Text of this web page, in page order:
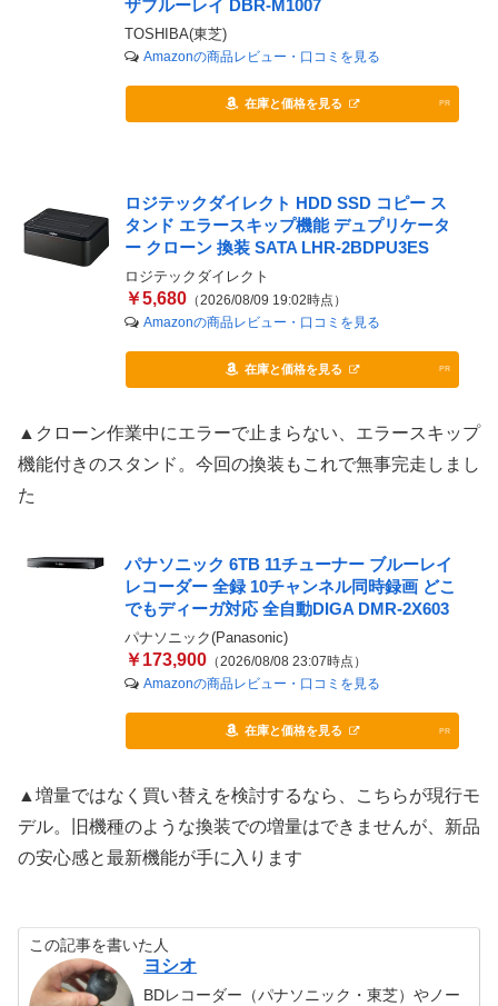
ザブルーレイ DBR-M1007
TOSHIBA(東芝)
Amazonの商品レビュー・口コミを見る
在庫と価格を見る PR
ロジテックダイレクト HDD SSD コピー ス
タンド エラースキップ機能 デュプリケータ
ー クローン 換装 SATA LHR-2BDPU3ES
ロジテックダイレクト
￥5,680（2026/08/09 19:02時点）
Amazonの商品レビュー・口コミを見る
在庫と価格を見る PR
▲クローン作業中にエラーで止まらない、エラースキップ
機能付きのスタンド。今回の換装もこれで無事完走しまし
た
パナソニック 6TB 11チューナー ブルーレイ
レコーダー 全録 10チャンネル同時録画 どこ
でもディーガ対応 全自動DIGA DMR-2X603
パナソニック(Panasonic)
￥173,900（2026/08/08 23:07時点）
Amazonの商品レビュー・口コミを見る
在庫と価格を見る PR
▲増量ではなく買い替えを検討するなら、こちらが現行モ
デル。旧機種のような換装での増量はできませんが、新品
の安心感と最新機能が手に入ります
この記事を書いた人
ヨシオ
BDレコーダー（パナソニック・東芝）やノー